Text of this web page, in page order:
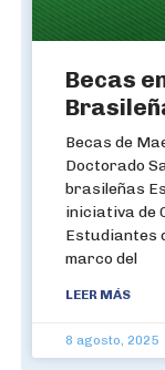
Becas
Becas de
Doctorado
brasileñas
iniciativa de
Estudiantes
marco del
LEER MÁS
8 agosto, 2025